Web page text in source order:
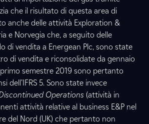
che il risultato di questa area di
anche delle attività Exploration &
e Norvegia che, a seguito delle
di vendita a Energean Plc, sono state
di vendita e riconsolidate da gennaio
semestre 2019 sono pertanto
dell’IFRS 5. Sono state invece
Operations (attività in
attività relative al business E&P nel
del Nord (UK) che pertanto non